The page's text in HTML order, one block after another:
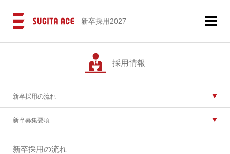
新卒採用2027
採用情報
新卒採用の流れ
新卒募集要項
新卒採用の流れ